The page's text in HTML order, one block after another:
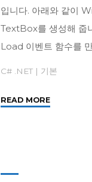
입니다. 아래와 같이
TextBox를 생성해 줍
Load 이벤트 함수를
C# .NET | 기본
READ MORE"